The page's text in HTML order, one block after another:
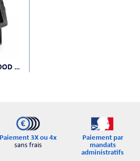
CAMÉO FLAT PRO FLOOD IP65 TRI
Paiement 3X ou 4x
sans frais
Paiement par
mandats
administratifs